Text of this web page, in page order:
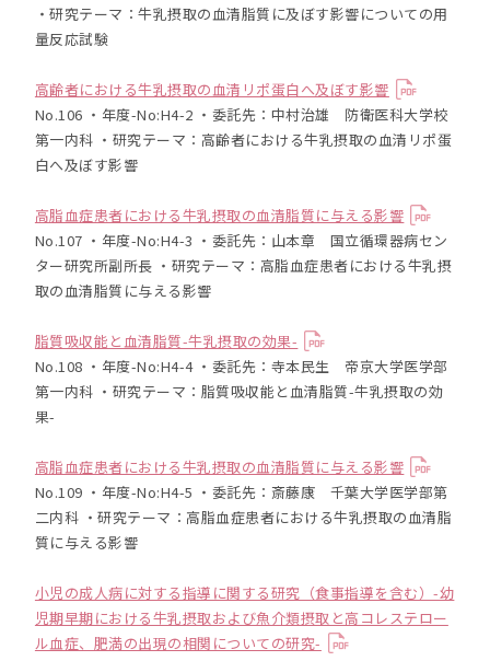
・研究テーマ：牛乳摂取の血清脂質に及ぼす影響についての用
量反応試験
高齢者における牛乳摂取の血清リポ蛋白へ及ぼす影響
No.106 ・年度-No:H4-2 ・委託先：中村治雄 防衛医科大学校
第一内科 ・研究テーマ：高齢者における牛乳摂取の血清リポ蛋
白へ及ぼす影響
高脂血症患者における牛乳摂取の血清脂質に与える影響
No.107 ・年度-No:H4-3 ・委託先：山本章 国立循環器病セン
ター研究所副所長 ・研究テーマ：高脂血症患者における牛乳摂
取の血清脂質に与える影響
脂質吸収能と血清脂質-牛乳摂取の効果-
No.108 ・年度-No:H4-4 ・委託先：寺本民生 帝京大学医学部
第一内科 ・研究テーマ：脂質吸収能と血清脂質-牛乳摂取の効
果-
高脂血症患者における牛乳摂取の血清脂質に与える影響
No.109 ・年度-No:H4-5 ・委託先：斎藤康 千葉大学医学部第
二内科 ・研究テーマ：高脂血症患者における牛乳摂取の血清脂
質に与える影響
小児の成人病に対する指導に関する研究（食事指導を含む）-幼
児期早期における牛乳摂取および魚介類摂取と高コレステロー
ル血症、肥満の出現の相関についての研究-